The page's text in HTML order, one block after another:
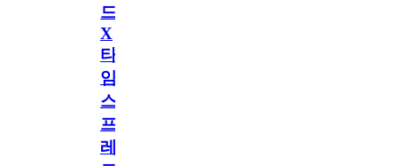
드
X
타
임
스
프
레